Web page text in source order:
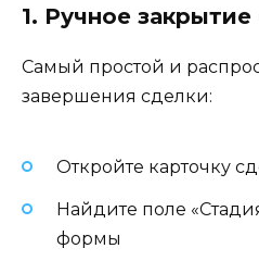
1. Ручное
Самый простой и
завершения сделки:
Откройте карточку
Найдите поле
формы